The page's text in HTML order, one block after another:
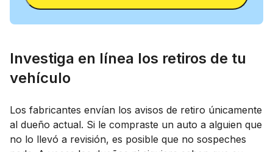
Investiga en línea los retiros de tu
vehículo
Los fabricantes envían los avisos de retiro únicamente
al dueño actual. Si le compraste un auto a alguien que
no lo llevó a revisión, es posible que no sospeches